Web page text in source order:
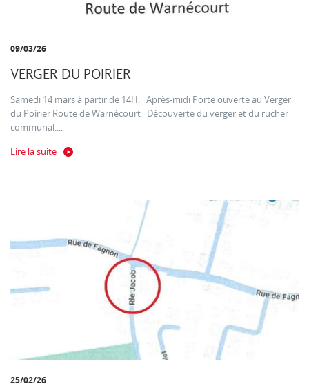
09/03/26
VERGER DU POIRIER
Samedi 14 mars à partir de 14H. Après-midi Porte ouverte au Verger
du Poirier Route de Warnécourt Découverte du verger et du rucher
communal....
Lire la suite
25/02/26